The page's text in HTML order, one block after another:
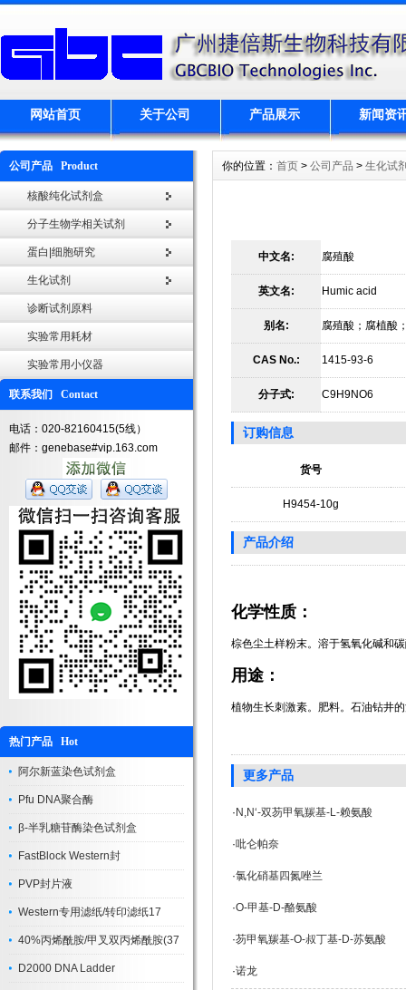
网站首页 关于公司 产品展示 新闻资
公司产品 Product
核酸纯化试剂盒
分子生物学相关试剂
蛋白|细胞研究
生化试剂
诊断试剂原料
实验常用耗材
实验常用小仪器
联系我们 Contact
电话：020-82160415(5线）
邮件：genebase#vip.163.com
热门产品 Hot
阿尔新蓝染色试剂盒
Pfu DNA聚合酶
β-半乳糖苷酶染色试剂盒
FastBlock Western封
PVP封片液
Western专用滤纸/转印滤纸17
40%丙烯酰胺/甲叉双丙烯酰胺(37
D2000 DNA Ladder
你的位置： 首页 > 公司产品 > 生化试
中文名: 腐殖酸
英文名: Humic acid
别名: 腐殖酸；腐植酸
CAS No.: 1415-93-6
分子式: C9H9NO6
订购信息
货号
H9454-10g
产品介绍
化学性质：
棕色尘土样粉末。溶于氢氧化碱和
用途：
植物生长刺激素。肥料。石油钻井
更多产品
· N,N‘-双芴甲氧羰基-L-赖氨酸
·吡仑帕奈
·氯化硝基四氮唑兰
·O-甲基-D-酪氨酸
·芴甲氧羰基-O-叔丁基-D-苏氨酸
·诺龙